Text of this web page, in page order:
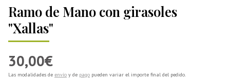
Ramo de Mano con girasoles
"Xallas"
30,00€
Las modalidades de envío y de pago pueden variar el importe final del pedido.